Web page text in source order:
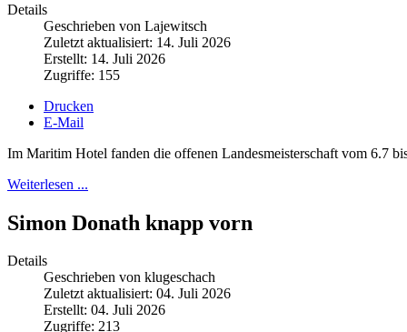
Details
Geschrieben von Lajewitsch
Zuletzt aktualisiert: 14. Juli 2026
Erstellt: 14. Juli 2026
Zugriffe: 155
Drucken
E-Mail
Im Maritim Hotel fanden die offenen Landesmeisterschaft vom 6.7
Weiterlesen ...
Simon Donath knapp vorn
Details
Geschrieben von klugeschach
Zuletzt aktualisiert: 04. Juli 2026
Erstellt: 04. Juli 2026
Zugriffe: 213